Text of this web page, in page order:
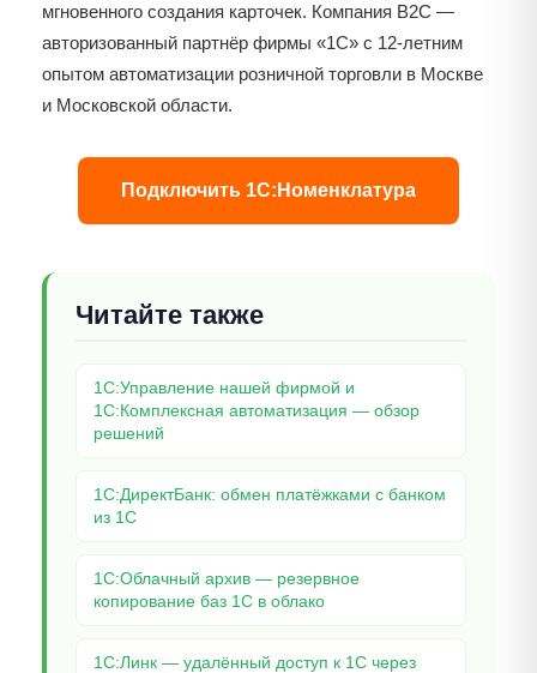
мгновенного создания карточек. Компания B2C —
авторизованный партнёр фирмы «1С» с 12-летним
опытом автоматизации розничной торговли в Москве
и Московской области.
Подключить 1С:Номенклатура
Читайте также
1С:Управление нашей фирмой и
1С:Комплексная автоматизация — обзор
решений
1С:ДиректБанк: обмен платёжками с банком
из 1С
1С:Облачный архив — резервное
копирование баз 1С в облако
1С:Линк — удалённый доступ к 1С через